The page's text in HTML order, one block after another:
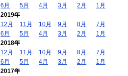
6月
5月 4月 3月 2月
1月
2019年
12月
11月 10月 9月 8月
7月
6月
5月 4月 3月 2月
1月
2018年
12月
11月 10月 9月 8月
7月
6月
5月 4月 3月 2月
1月
2017年